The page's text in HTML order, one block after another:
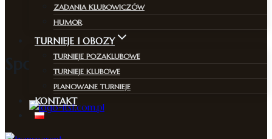
ZADANIA KLUBOWICZÓW
HUMOR
TURNIEJE I OBOZY
TURNIEJE POZAKLUBOWE
TURNIEJE KLUBOWE
PLANOWANE TURNIEJE
KONTAKT
Sponsor